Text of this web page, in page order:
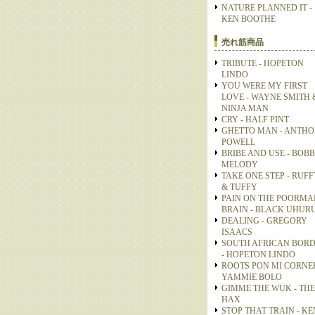
NATURE PLANNED IT -
KEN BOOTHE
売れ筋商品
TRIBUTE - HOPETON
LINDO
YOU WERE MY FIRST
LOVE - WAYNE SMITH
NINJA MAN
CRY - HALF PINT
GHETTO MAN -
POWELL
BRIBE AND USE -
MELODY
TAKE ONE STEP -
& TUFFY
PAIN ON THE
BRAIN - BLACK
DEALING - GREGORY
ISAACS
SOUTH AFRICAN
- HOPETON LINDO
ROOTS PON MI
YAMMIE BOLO
GIMME THE WUK - THE
HAX
STOP THAT TRAIN -